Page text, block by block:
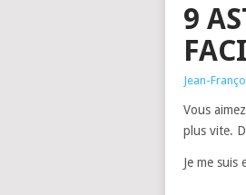
9
Jean-
Vous
plus vite.
Je me